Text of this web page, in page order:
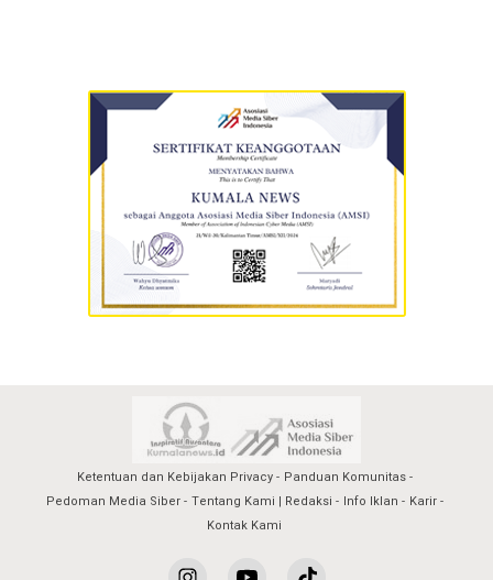
Ketentuan dan Kebijakan Privacy
Panduan Komunitas
Pedoman Media Siber
Tentang Kami | Redaksi Info Iklan
Karir
Kontak Kami